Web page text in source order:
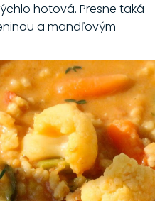
hotová. Presne taká
a mandľovým